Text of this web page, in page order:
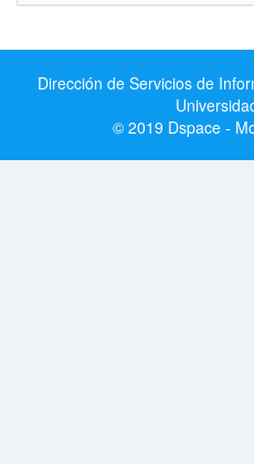
Dirección de Servicios de
© 2019 Dspace -